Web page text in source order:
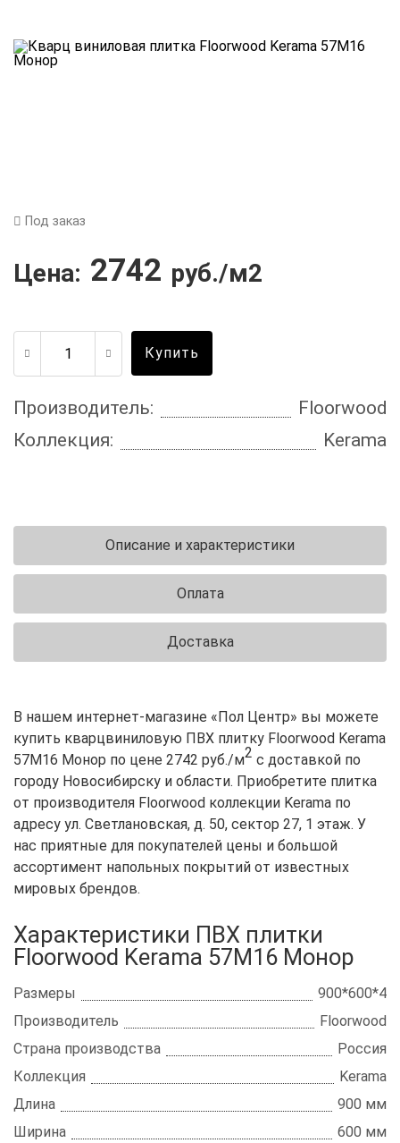
Под заказ
Цена: 2742 руб./м2
Купить
Производитель:
Floorwood
Коллекция:
Kerama
Описание и характеристики
Оплата
Доставка
В нашем интернет-магазине «Пол Центр» вы можете
купить кварцвиниловую ПВХ плитку Floorwood Kerama
57М16 Монор по цене 2742 руб./м2 с доставкой по
городу Новосибирску и области. Приобретите плитка
от производителя Floorwood коллекции Kerama по
адресу ул. Светлановская, д. 50, сектор 27, 1 этаж. У
нас приятные для покупателей цены и большой
ассортимент напольных покрытий от известных
мировых брендов.
Характеристики ПВХ плитки
Floorwood Kerama 57М16 Монор
Размеры
900*600*4
Производитель
Floorwood
Страна производства
Россия
Коллекция
Kerama
Длина
900 мм
Ширина
600 мм